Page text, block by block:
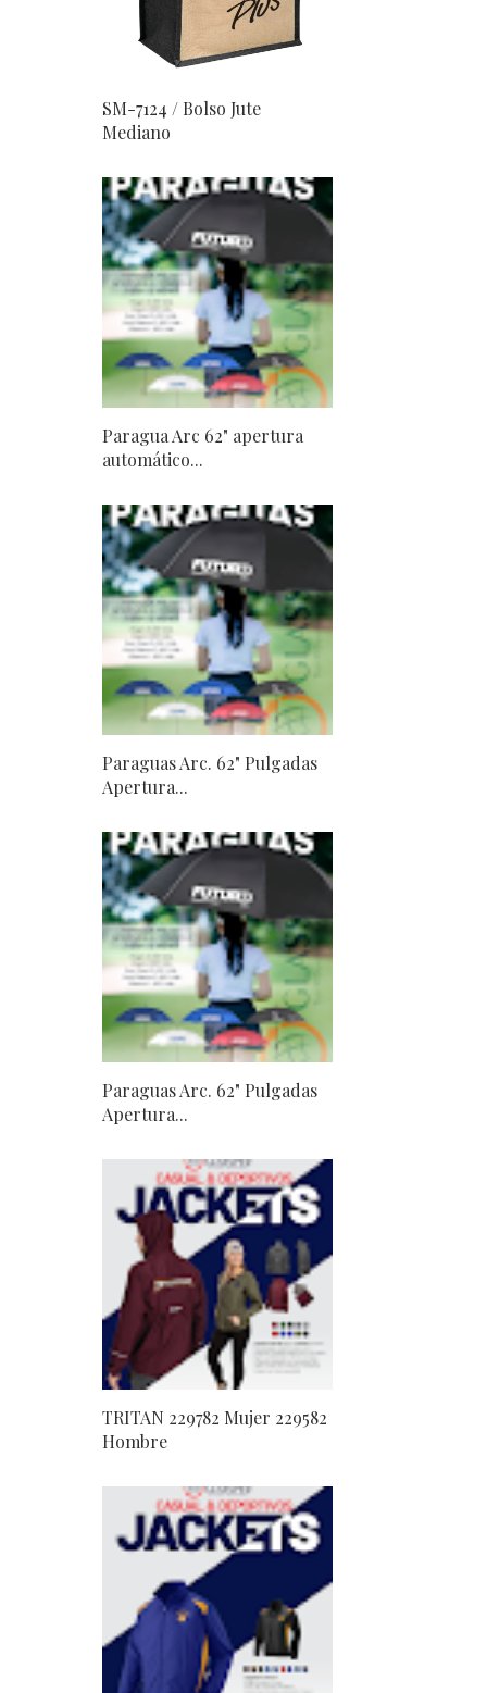
SM-7124 / Bolso Jute
Mediano
Paragua Arc 62" apertura
automático...
Paraguas Arc. 62" Pulgadas
Apertura...
Paraguas Arc. 62" Pulgadas
Apertura...
TRITAN 229782 Mujer 229582
Hombre